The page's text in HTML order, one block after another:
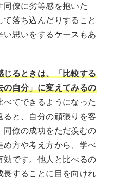
僚に劣等感を抱いた
落ち込んだりすること
い思いをするケースもあ
じるときは、「比較する
自分」に変えてみるの
べてできるようになった
と、自分の頑張りを客
僚の成功をただ羨むの
め方や考え方から、学べ
効です。他人と比べるの
長することに目を向けれ